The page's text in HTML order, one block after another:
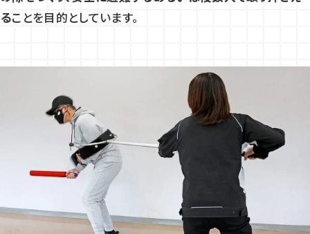
ることを目的としています。